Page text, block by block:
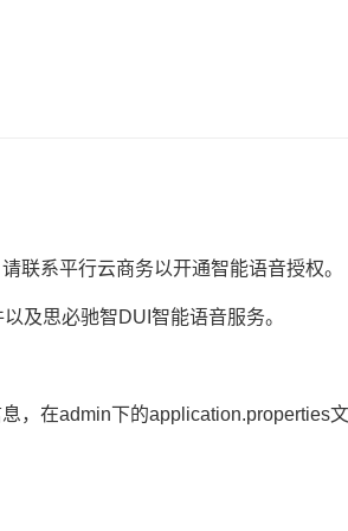
联系平行云商务以开通智能语音授权。
及思必驰智DUI智能语音服务。
，在admin下的application.properties文